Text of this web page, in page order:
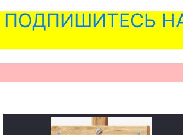
ПОДПИШИТЕСЬ